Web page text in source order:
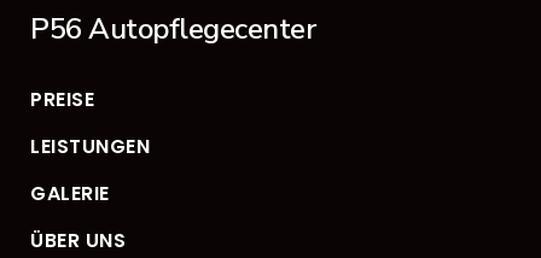
P56 Autopflegecenter
PREISE
LEISTUNGEN
GALERIE
ÜBER UNS